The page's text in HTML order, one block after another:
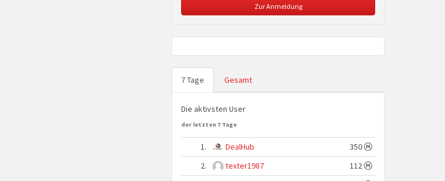
Zur Anmeldung
7 Tage Gesamt
Die aktivsten User
der letzten 7 Tage
1. DealHub
350
2.
texter1987
112